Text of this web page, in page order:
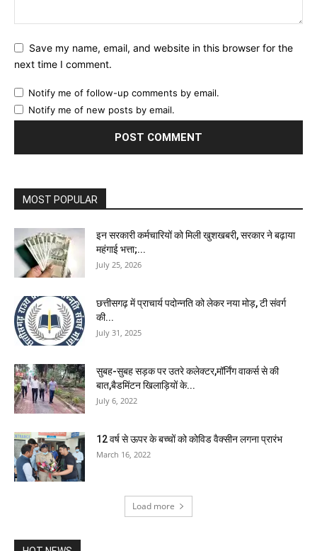
Save my name, email, and website in this browser for the
next time I comment.
Notify me of follow-up comments by email.
Notify me of new posts by email.
MOST POPULAR
इन सरकारी कर्मचारियों को मिली खुशखबरी, सरकार ने बढ़ाया
महंगाई भत्ता;...
July 25, 2026
छत्तीसगढ़ में प्राचार्य पदोन्नति को लेकर नया मोड़, टी संवर्ग
की...
July 31, 2025
सुबह-सुबह सड़क पर उतरे कलेक्टर,मॉर्निंग वाकर्स से की
बात,बैडमिंटन खिलाड़ियों के...
July 6, 2022
12 वर्ष से ऊपर के बच्चों को कोविड वैक्सीन लगना प्रारंभ
March 16, 2022
Load more